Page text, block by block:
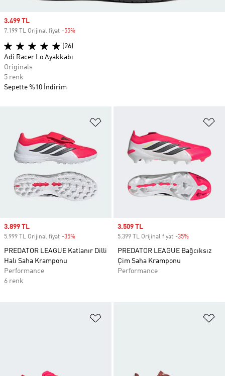
Sale price
3.899 TL
5.999 TL Orijinal fiyat -35%
PREDATOR LEAGUE Katlanır Dilli
Halı Saha Kramponu
Performance
6 renk
Sale price
3.509 TL
5.399 TL Orijinal fiyat -35%
PREDATOR LEAGUE Bağcıksız
Çim Saha Kramponu
Performance
Sale price
3.499 TL
7.199 TL Orijinal fiyat -55%
(26)
Adi Racer Lo Ayakkabı
Originals
5 renk
Sepette %10 İndirim